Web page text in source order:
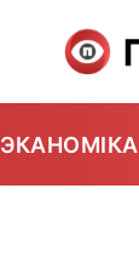
ЭКАНОМІКА